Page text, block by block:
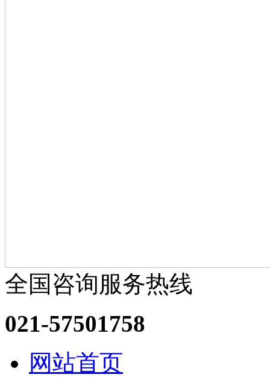
全国咨询服务热线
021-57501758
网站首页